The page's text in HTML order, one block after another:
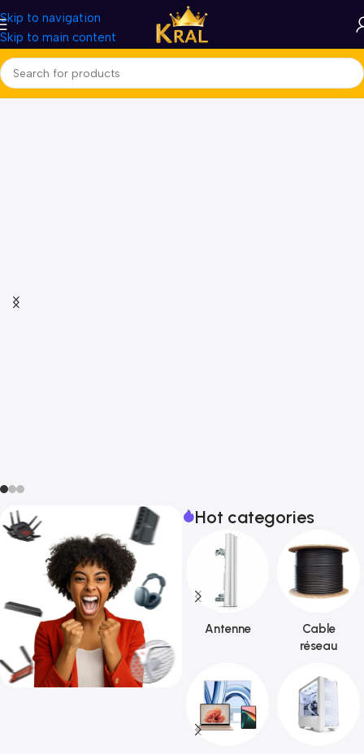
Skip to navigation
Skip to main content
Hot categories
Antenne
Cable
réseau